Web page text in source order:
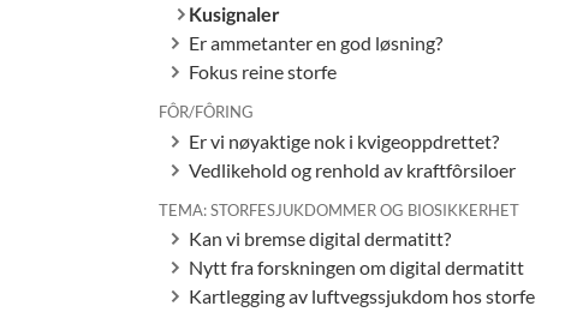
Kusignaler
Er ammetanter en god løsning?
Fokus reine storfe
FÔR/FÔRING
Er vi nøyaktige nok i kvigeoppdrettet?
Vedlikehold og renhold av kraftfôrsiloer
TEMA: STORFESJUKDOMMER OG BIOSIKKERHET
Kan vi bremse digital dermatitt?
Nytt fra forskningen om digital dermatitt
Kartlegging av luftvegssjukdom hos storfe